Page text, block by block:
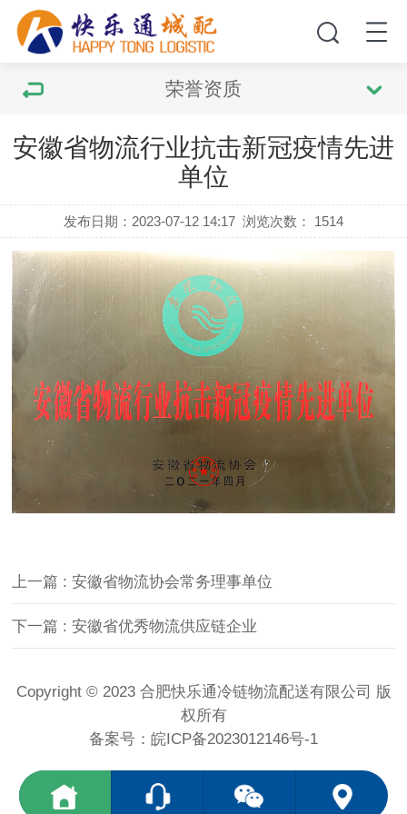
荣誉资质
安徽省物流行业抗击新冠疫情先进
单位
发布日期：2023-07-12 14:17 浏览次数： 1514
上一篇 : 安徽省物流协会常务理事单位
下一篇 : 安徽省优秀物流供应链企业
Copyright © 2023 合肥快乐通冷链物流配送有限公司 版
权所有
备案号： 皖ICP备2023012146号-1